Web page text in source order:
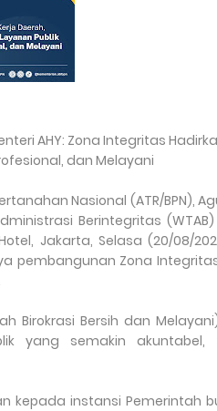
AHY: Zona Integritas
dan Melayani
Nasional (ATR/BPN),
Berintegritas
Jakarta, Selasa (20/08/
pembangunan Zona
Birokrasi Bersih dan
yang semakin akuntabel,
kepada instansi Pemerintah